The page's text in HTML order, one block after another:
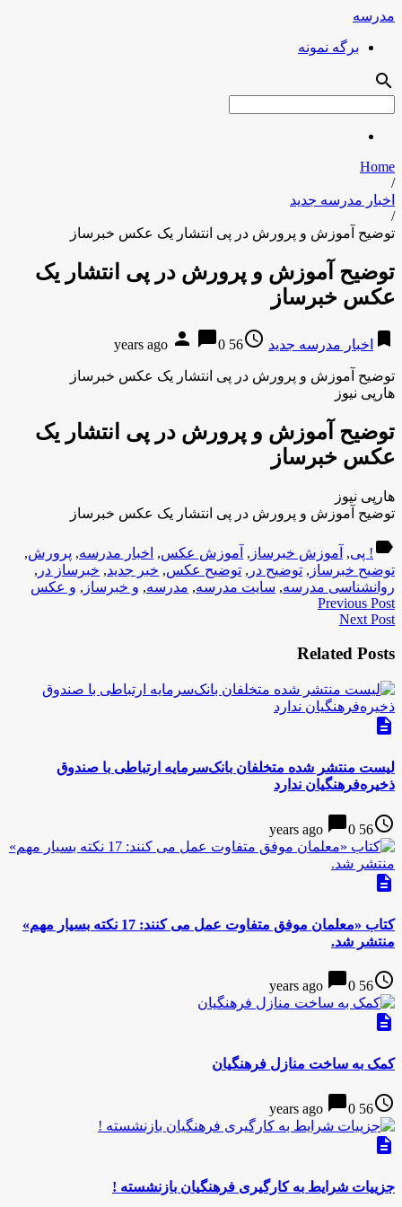
مدرسه
برگه نمونه
search
Home
/
اخبار مدرسه جدید
/
توضیح آموزش و پرورش در پی انتشار یک عکس خبرساز
توضیح آموزش و پرورش در پی انتشار یک
عکس خبرساز
bookmark اخبار مدرسه جدید access_time
56 years ago
person chat_bubble0
توضیح آموزش و پرورش در پی انتشار یک عکس خبرساز
هارپی نیوز
توضیح آموزش و پرورش در پی انتشار یک
عکس خبرساز
هارپی نیوز
توضیح آموزش و پرورش در پی انتشار یک عکس خبرساز
label ! پی, آموزش خبرساز , آموزش عکس, اخبار مدرسه, پرورش,
توضیح خبرساز , توضیح در , توضیح عکس, خبر جدید, خبرساز در ,
روانشناسی مدرسه, سایت مدرسه, مدرسه, و خبرساز , و عکس
Previous Post
Next Post
Related Posts
description
لیست منتشر شده متخلفان بانک‌سرمایه ارتباطی با صندوق
ذخیره‌فرهنگیان ندارد
access_time
56 years ago
chat_bubble0
description
کتاب «معلمان موفق متفاوت عمل می کنند: 17 نکته بسیار مهم»
منتشر شد.
access_time
56 years ago
chat_bubble0
description
کمک به ساخت منازل فرهنگیان
access_time
56 years ago
chat_bubble0
description
جزییات شرایط به کارگیری فرهنگیان بازنشسته !